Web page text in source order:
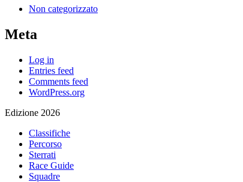
Non categorizzato
Meta
Log in
Entries feed
Comments feed
WordPress.org
Edizione 2026
Classifiche
Percorso
Sterrati
Race Guide
Squadre